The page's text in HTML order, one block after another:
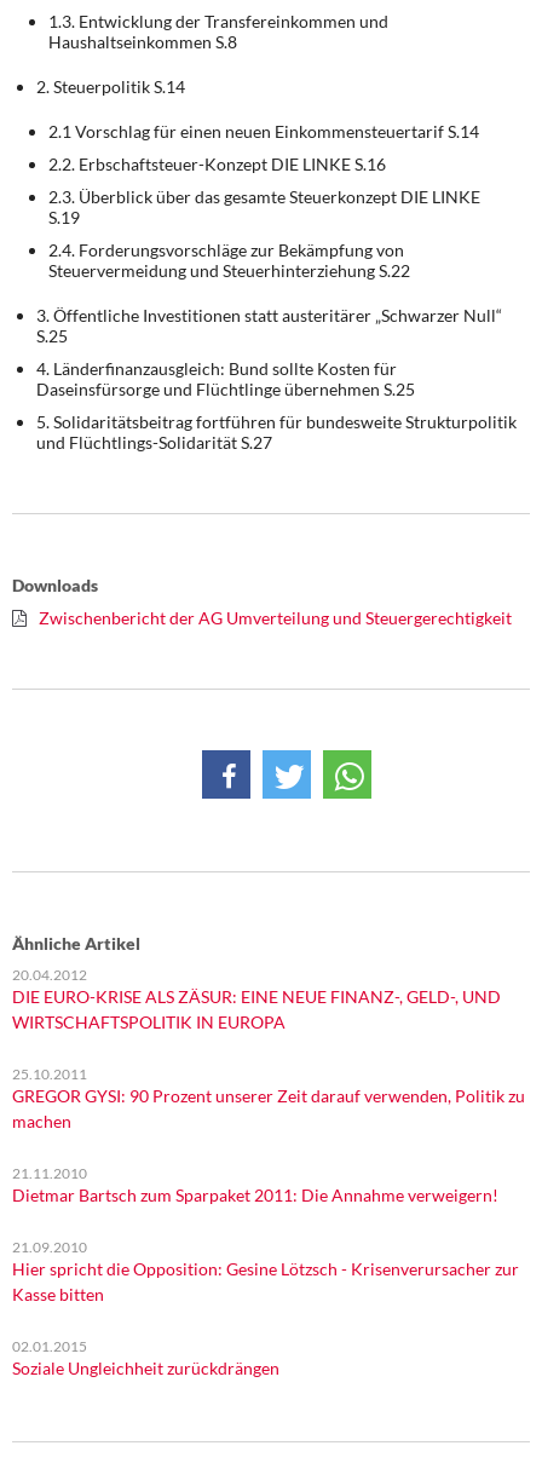
Institut Solidarische Moderne
Rosa-Luxemburg-Stiftung
Über mich
Kontakt
1.3. Entwicklung der Transfereinkommen und
Haushaltseinkommen S.8
2. Steuerpolitik S.14
2.1 Vorschlag für einen neuen Einkommensteuertarif S.14
2.2. Erbschaftsteuer-Konzept DIE LINKE S.16
2.3. Überblick über das gesamte Steuerkonzept DIE LINKE
S.19
2.4. Forderungsvorschläge zur Bekämpfung von
Steuervermeidung und Steuerhinterziehung S.22
3. Öffentliche Investitionen statt austeritärer „Schwarzer Null“
S.25
4. Länderfinanzausgleich: Bund sollte Kosten für
Daseinsfürsorge und Flüchtlinge übernehmen S.25
5. Solidaritätsbeitrag fortführen für bundesweite Strukturpolitik
und Flüchtlings-Solidarität S.27
Downloads
Zwischenbericht der AG Umverteilung und Steuergerechtigkeit
Ähnliche Artikel
20.04.2012
DIE EURO-KRISE ALS ZÄSUR: EINE NEUE FINANZ-, GELD-, UND
WIRTSCHAFTSPOLITIK IN EUROPA
25.10.2011
GREGOR GYSI: 90 Prozent unserer Zeit darauf verwenden, Politik zu
machen
21.11.2010
Dietmar Bartsch zum Sparpaket 2011: Die Annahme verweigern!
21.09.2010
Hier spricht die Opposition: Gesine Lötzsch - Krisenverursacher zur
Kasse bitten
02.01.2015
Soziale Ungleichheit zurückdrängen